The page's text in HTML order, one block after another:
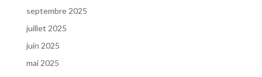
septembre 2025
juillet 2025
juin 2025
mai 2025